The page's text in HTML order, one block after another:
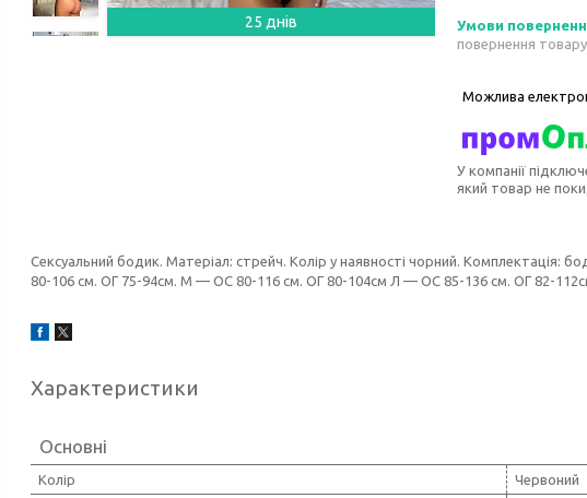
25 днів
повернення
У компанії
який товар не
Сексуальний бодик. Матеріал: стрейч. Колір у наявності чорний. Комплектація:
80-106 см. ОГ 75-94см. М — ОС 80-116 см. ОГ 80-104см Л — ОС 85-136 см. ОГ 82-
Характеристики
Основні
Колір
Червоний